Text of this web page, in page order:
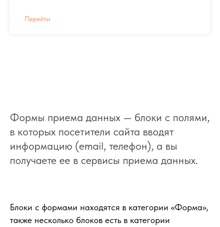
Перейти
Формы приема данных — блоки с полями,
в которых посетители сайта вводят
информацию (email, телефон), а вы
получаете ее в сервисы приема данных.
Блоки с формами находятся в категории «Форма»,
также несколько блоков есть в категории